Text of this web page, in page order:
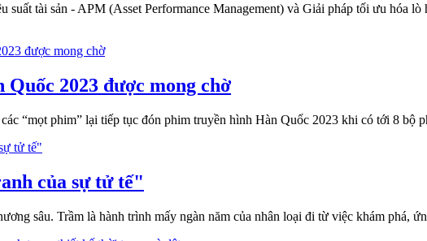
suất tài sản - APM (Asset Performance Management) và Giải pháp tối ưu hóa
2023 được mong chờ
“mọt phim” lại tiếp tục đón phim truyền hình Hàn Quốc 2023 khi có tới 8 bộ
của sự tử tế"
sâu. Trầm là hành trình mấy ngàn năm của nhân loại đi từ việc khám phá,